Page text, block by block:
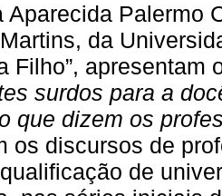
Aparecida Palermo
da
Filho”, apresentam
surdos para a
que dizem os
os discursos de
de